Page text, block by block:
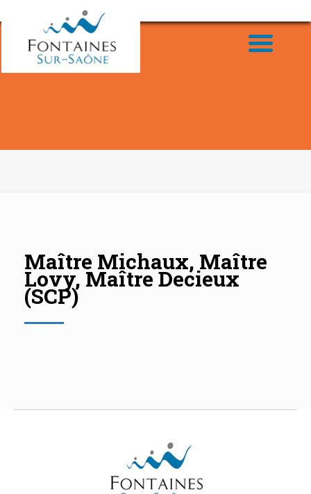
Maître Michaux, Maître
Lovy, Maître Decieux
(SCP)